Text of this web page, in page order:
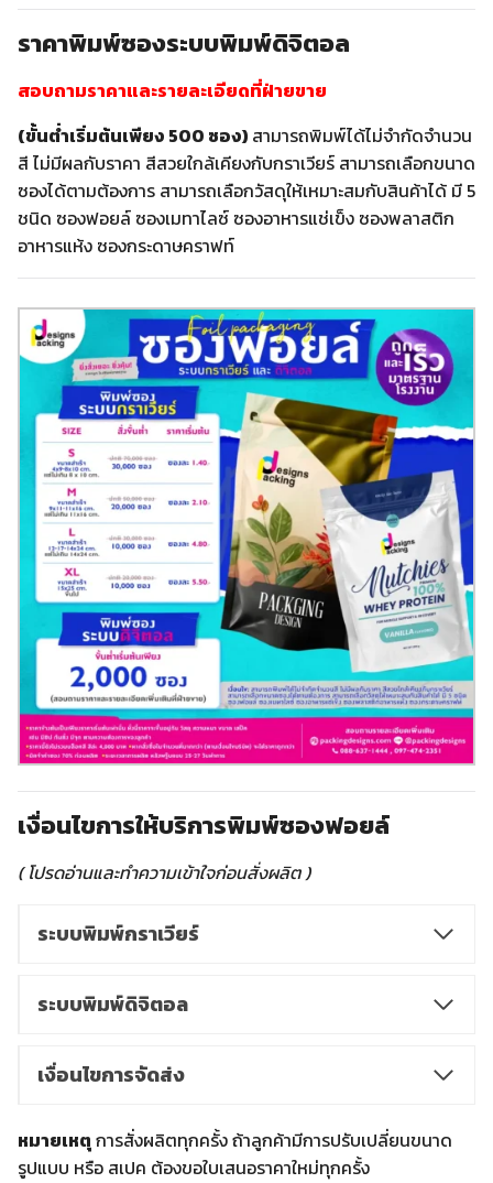
ราคาพิมพ์ซองระบบพิมพ์ดิจิตอล
สอบถามราคาและรายละเอียดที่ฝ่ายขาย
(ขั้นต่ำเริ่มต้นเพียง 500 ซอง) สามารถพิมพ์ได้ไม่จำกัดจำนวน
สี ไม่มีผลกับราคา สีสวยใกล้เคียงกับกราเวียร์ สามารถเลือกขนาด
ซองได้ตามต้องการ สามารถเลือกวัสดุให้เหมาะสมกับสินค้าได้ มี 5
ชนิด ซองฟอยล์ ซองเมทาไลซ์ ซองอาหารแช่เข็ง ซองพลาสติก
อาหารแห้ง ซองกระดาษคราฟท์
เงื่อนไขการให้บริการพิมพ์ซองฟอยล์
( โปรดอ่านและทำความเข้าใจก่อนสั่งผลิต )
ระบบพิมพ์กราเวียร์
ระบบพิมพ์ดิจิตอล
เงื่อนไขการจัดส่ง
หมายเหตุการสั่งผลิตทุกครั้ง ถ้าลูกค้ามีการปรับเปลี่ยนขนาด
รูปแบบ หรือ สเปค ต้องขอใบเสนอราคาใหม่ทุกครั้ง